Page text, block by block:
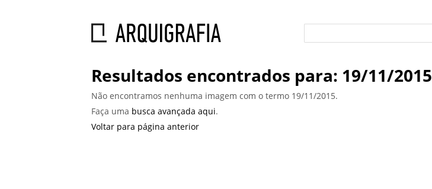
Resultados encontrados para: 19/11/2015
Não encontramos nenhuma imagem com o termo 19/11/2015.
Faça uma busca avançada aqui.
Voltar para página anterior